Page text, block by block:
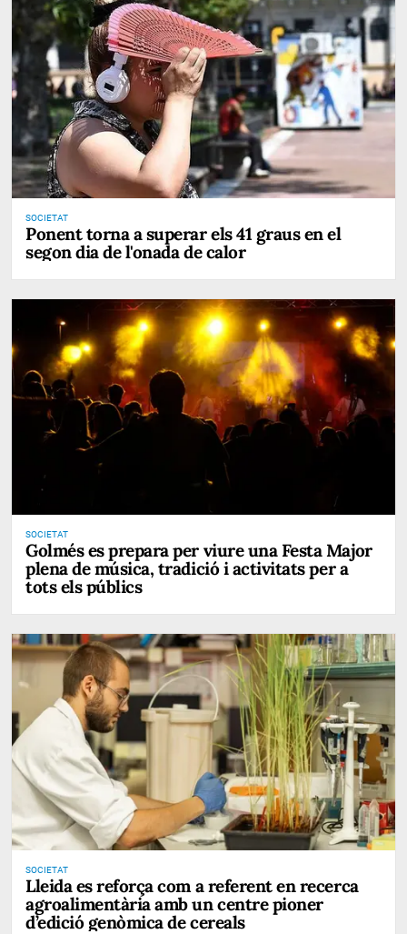
SOCIETAT
Ponent torna a superar els 41 graus en el
segon dia de l'onada de calor
SOCIETAT
Golmés es prepara per viure una Festa Major
plena de música, tradició i activitats per a
tots els públics
SOCIETAT
Lleida es reforça com a referent en recerca
agroalimentària amb un centre pioner
d’edició genòmica de cereals